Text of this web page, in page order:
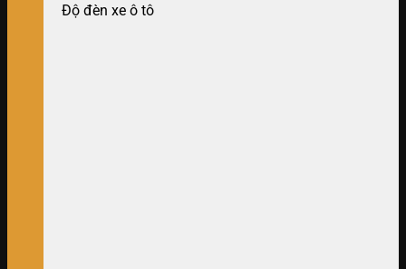
Độ đèn xe ô tô